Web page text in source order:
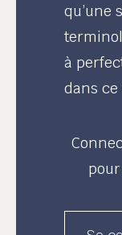
qu’une
à
dans ce